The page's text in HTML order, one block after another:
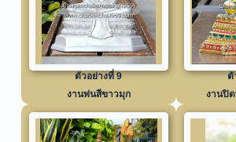
ตัวอย่างที่ 9
งานพ่นสีขาวมุก
ตั
งานปิ